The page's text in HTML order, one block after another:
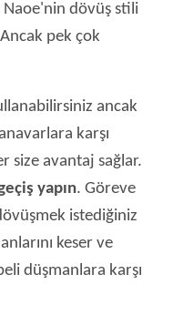
Naoe'nin dövüş stili
pek çok
ancak
karşı
size avantaj sağlar.
yapın. Göreve
istediğiniz
keser ve
düşmanlara karşı